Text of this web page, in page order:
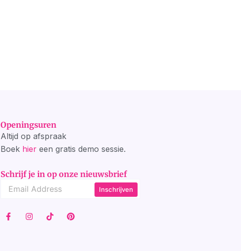
Openingsuren
Altijd op afspraak
Boek hiereen gratis demo sessie.
Schrijf je in op onze nieuwsbrief
Inschrijven
F
a
I
n
T
i
P
i